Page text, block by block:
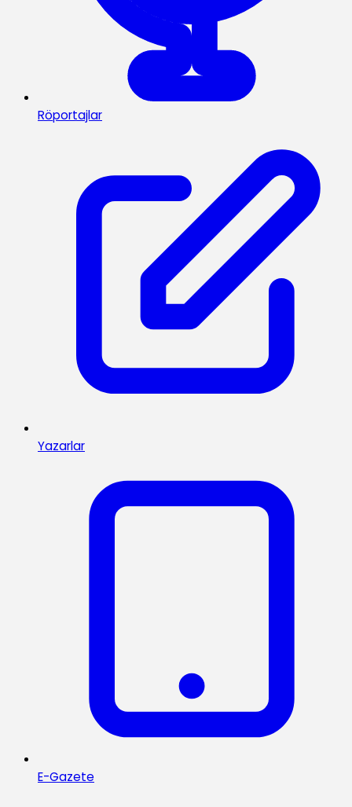
Röportajlar
Yazarlar
E-Gazete